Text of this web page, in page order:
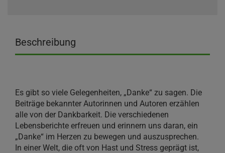
Beschreibung
Es gibt so viele Gelegenheiten, „Danke“ zu sagen. Die
Beiträge bekannter Autorinnen und Autoren erzählen
alle von der Dankbarkeit. Die verschiedenen
Lebensberichte erfreuen und erinnern uns daran, ein
„Danke“ im Herzen zu bewegen und auszusprechen.
In einer Welt, die oft von Hast und Stress geprägt ist,